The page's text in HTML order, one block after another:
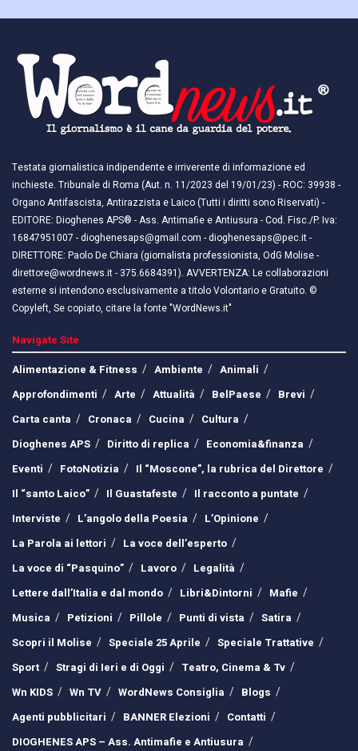
Testata giornalistica indipendente e irriverente di informazione ed
inchieste. Tribunale di Roma (Aut. n. 11/2023 del 19/01/23) - ROC: 39938 -
Organo Antifascista, Antirazzista e Laico (Tutti i diritti sono Riservati) -
EDITORE: Dioghenes APS® - Ass. Antimafie e Antiusura - Cod. Fisc./P. Iva:
16847951007 - dioghenesaps@gmail.com - dioghenesaps@pec.it - ​​
DIRETTORE: Paolo De Chiara (giornalista professionista, OdG Molise -
direttore@wordnews.it - ​​375.6684391). AVVERTENZA: Le collaborazioni
esterne si intendono esclusivamente a titolo Volontario e Gratuito. ©
Copyleft, Se copiato, citare la fonte "WordNews.it"
Navigate Site
Alimentazione & Fitness
Ambiente
Animali
Approfondimenti
Arte Attualità BelPaese
Brevi
Carta canta
Cronaca Cucina
Cultura
Dioghenes APS
Diritto di replica
Economia&finanza
Eventi
FotoNotizia
Il “Moscone”, la rubrica del Direttore
Il “santo Laico”
Il Guastafeste
Il racconto a puntate
Interviste
L’angolo della Poesia
L’Opinione
La Parola ai lettori
La voce dell’esperto
La voce di “Pasquino”
Lavoro
Legalità
Lettere dall’Italia e dal mondo
Libri&Dintorni
Mafie
Musica
Petizioni Pillole Punti di vista
Satira
Scopri il Molise
Speciale 25 Aprile
Speciale Trattative
Sport
Stragi di Ieri e di Oggi
Teatro, Cinema & Tv
Wn KIDS
Wn TV WordNews Consiglia
Blogs
Agenti pubblicitari
BANNER Elezioni
Contatti
DIOGHENES APS – Ass. Antimafie e Antiusura